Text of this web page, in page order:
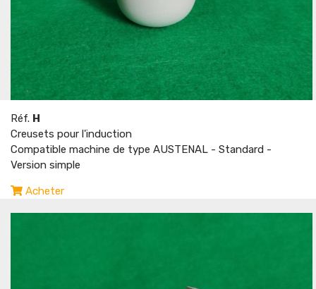
Réf. H
Creusets pour l'induction
Compatible machine de type AUSTENAL - Standard -
Version simple
Acheter